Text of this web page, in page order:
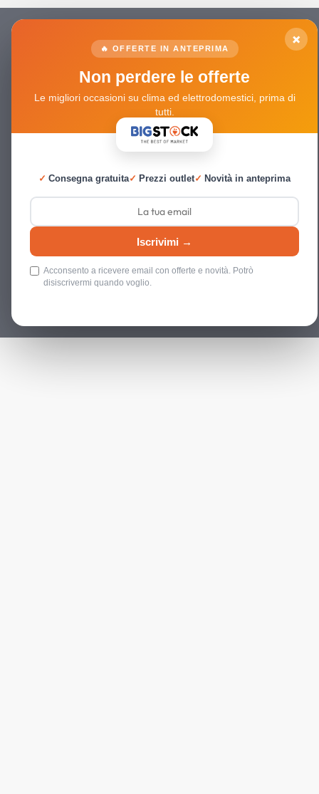
×
🔥 OFFERTE IN ANTEPRIMA
Non perdere le offerte
Le migliori occasioni su clima ed elettrodomestici, prima di
tutti.
✓ Consegna gratuita✓ Prezzi outlet✓ Novità in anteprima
Iscrivimi →
Acconsento a ricevere email con offerte e novità. Potrò
disiscrivermi quando voglio.